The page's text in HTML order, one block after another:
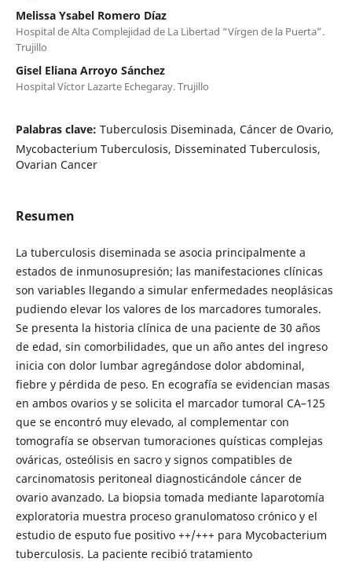
Melissa Ysabel Romero Díaz
Hospital de Alta Complejidad de La Libertad “Vírgen de la Puerta”.
Trujillo
Gisel Eliana Arroyo Sánchez
Hospital Víctor Lazarte Echegaray. Trujillo
Palabras clave: Tuberculosis Diseminada, Cáncer de Ovario,
Mycobacterium Tuberculosis, Disseminated Tuberculosis,
Ovarian Cancer
Resumen
La tuberculosis diseminada se asocia principalmente a
estados de inmunosupresión; las manifestaciones clínicas
son variables llegando a simular enfermedades neoplásicas
pudiendo elevar los valores de los marcadores tumorales.
Se presenta la historia clínica de una paciente de 30 años
de edad, sin comorbilidades, que un año antes del ingreso
inicia con dolor lumbar agregándose dolor abdominal,
fiebre y pérdida de peso. En ecografía se evidencian masas
en ambos ovarios y se solicita el marcador tumoral CA–125
que se encontró muy elevado, al complementar con
tomografía se observan tumoraciones quísticas complejas
ováricas, osteólisis en sacro y signos compatibles de
carcinomatosis peritoneal diagnosticándole cáncer de
ovario avanzado. La biopsia tomada mediante laparotomía
exploratoria muestra proceso granulomatoso crónico y el
estudio de esputo fue positivo ++/+++ para Mycobacterium
tuberculosis. La paciente recibió tratamiento